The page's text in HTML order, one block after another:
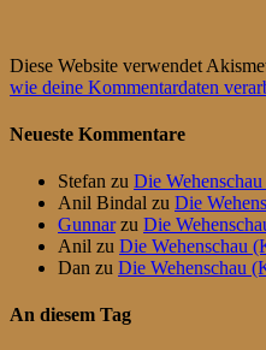
Diese Website verwendet
wie deine Kommentardaten
Neueste Kommentare
Stefan zu Die
Anil Bindal zu Die
Gunnarzu Die
Anil zu Die Wehenschau
Dan zu Die Wehenschau
An diesem Tag